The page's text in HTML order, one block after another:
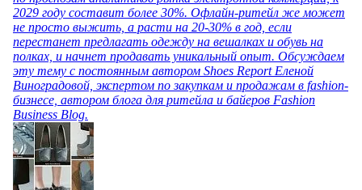
2029 году составит более 30%. Офлайн-ритейл же может
не просто выжить, а расти на 20-30% в год, если
перестанет предлагать одежду на вешалках и обувь на
полках, и начнет продавать уникальный опыт. Обсуждаем
эту тему с постоянным автором Shoes Report Еленой
Виноградовой, экспертом по закупкам и продажам в fashion-
бизнесе, автором блога для ритейла и байеров Fashion
Business Blog.